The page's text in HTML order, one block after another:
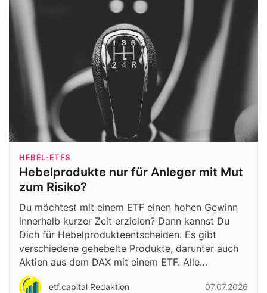
HEBEL-ETFS
Hebelprodukte nur für Anleger mit Mut
zum Risiko?
Du möchtest mit einem ETF einen hohen Gewinn
innerhalb kurzer Zeit erzielen? Dann kannst Du
Dich für Hebelprodukteentscheiden. Es gibt
verschiedene gehebelte Produkte, darunter auch
Aktien aus dem DAX mit einem ETF. Alle…
etf.capital Redaktion 07.07.2026